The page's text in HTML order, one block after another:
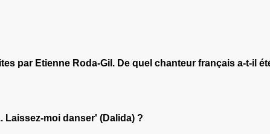
par Etienne Roda-Gil. De quel chanteur français a-t-il
Laissez-moi danser' (Dalida) ?